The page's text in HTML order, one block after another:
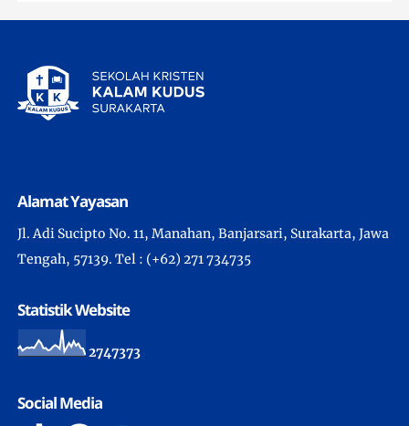
Alamat Yayasan
Jl. Adi Sucipto No. 11, Manahan, Banjarsari, Surakarta, Jawa
Tengah, 57139. Tel : (+62) 271 734735
Statistik Website
2747373
Social Media